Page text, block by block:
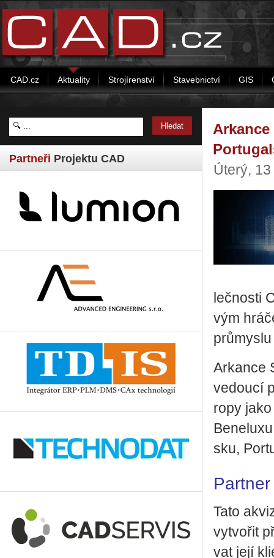
CAD.cz Aktuality Strojírenství Stavebnictví GIS
Partneři Projektu CAD
Úterý,
leč­nos­ti
vým
Ar­kan­ce
ve­dou­cí
ro­py
sku,
Tato
vy­tvo­řit
vat její